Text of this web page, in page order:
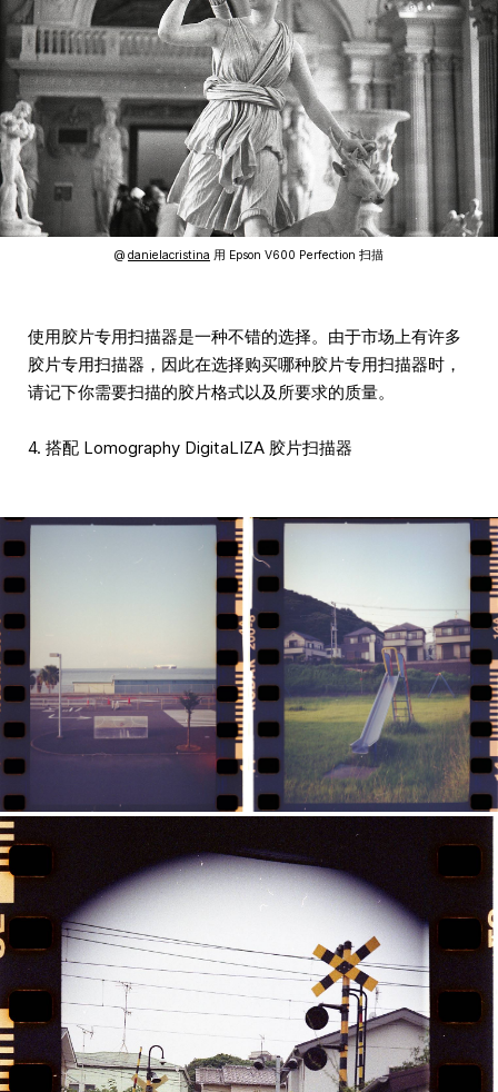
@ danielacristina 用 Epson V600 Perfection 扫描
使用胶片专用扫描器是一种不错的选择。由于市场上有许多
胶片专用扫描器，因此在选择购买哪种胶片专用扫描器时，
请记下你需要扫描的胶片格式以及所要求的质量。
4. 搭配 Lomography DigitaLIZA 胶片扫描器